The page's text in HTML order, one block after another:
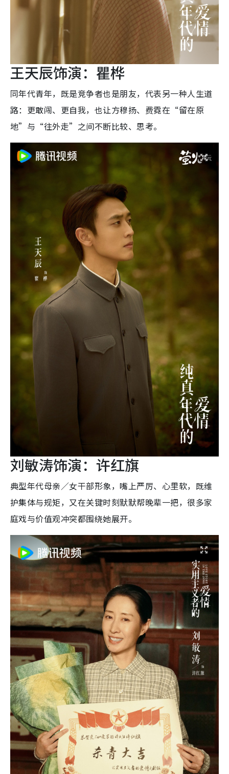
王天辰饰演：瞿桦
同年代青年，既是竞争者也是朋友，代表另一种人生道
路：更敢闯、更自我，也让方穆扬、费霓在“留在原
地”与“往外走”之间不断比较、思考。
刘敏涛饰演：许红旗
典型年代母亲／女干部形象，嘴上严厉、心里软，既维
护集体与规矩，又在关键时刻默默帮晚辈一把，很多家
庭戏与价值观冲突都围绕她展开。